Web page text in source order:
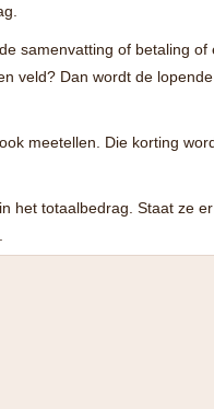
samenvatting of betaling of
veld? Dan wordt de
meetellen. Die korting
het totaalbedrag. Staat ze